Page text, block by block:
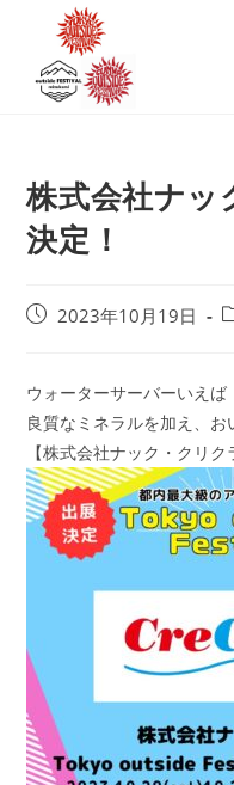
株式会社ナッ
決定！
投
開
日:
2023年10月19日
ゴ
ウォーターサーバーいえば
良質なミネラルを加え、お
【株式会社ナック・クリク